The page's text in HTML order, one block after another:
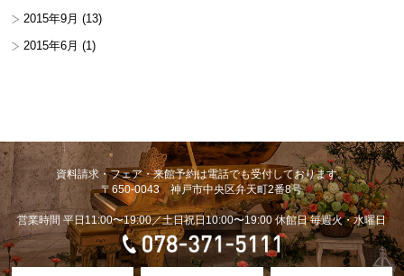
2015年9月 (13)
2015年6月 (1)
資料請求・フェア・来館予約は電話でも受付しております。
〒650-0043 神戸市中央区弁天町2番8号
営業時間 平日11:00〜19:00／土日祝日10:00〜19:00 休館日 毎週火・水曜日